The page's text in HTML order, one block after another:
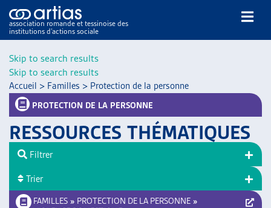
Skip to search results
Skip to search results
association romande et tessinoise des
institutions d’actions sociale
NOS PUBLICATIONS
DOSSIERS DU MOIS
VEILLE
Accueil > Familles > Protection de la personne
PROTECTION DE LA PERSONNE
RESSOURCES THÉMATIQUES
FAMILLES » PROTECTION DE LA PERSONNE »
Filtrer
Trier